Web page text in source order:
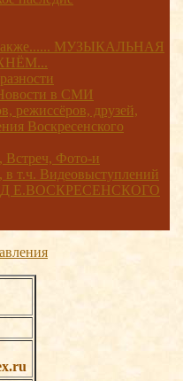
МУЗЫКАЛЬНАЯ
в СМИ
режиссёров, друзей,
Воскресенского
Фото-и
т.ч. Видеовыступлений
Е.ВОСКРЕСЕНСКОГО